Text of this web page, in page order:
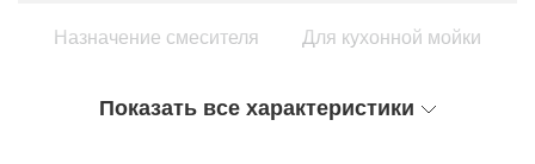
Назначение смесителя Для кухонной мойки
Показать все характеристики